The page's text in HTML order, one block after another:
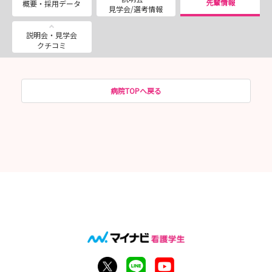
概要・採用データ
見学会/選考情報
説明会・見学会
クチコミ
病院TOPへ戻る